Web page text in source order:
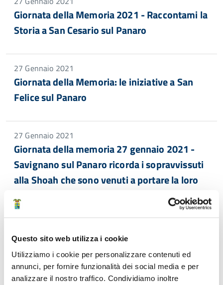
Questo sito web utilizza i cookie
Utilizziamo i cookie per personalizzare contenuti ed
annunci, per fornire funzionalità dei social media e per
analizzare il nostro traffico. Condividiamo inoltre
Giornata della Memoria 2021 - Raccontami la
Storia a San Cesario sul Panaro
27 Gennaio 2021
Giornata della Memoria: le iniziative a San
Felice sul Panaro
27 Gennaio 2021
Giornata della memoria 27 gennaio 2021 -
Savignano sul Panaro ricorda i sopravvissuti
alla Shoah che sono venuti a portare la loro
testimonianza
27 Gennaio 2021
Iniziative Giornata della Memoria 2021 a
Spilamberto